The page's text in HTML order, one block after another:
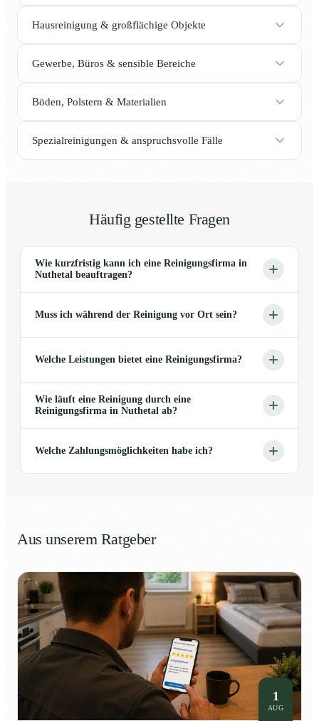
Hausreinigung & großflächige Objekte
Gewerbe, Büros & sensible Bereiche
Böden, Polstern & Materialien
Spezialreinigungen & anspruchsvolle Fälle
Häufig gestellte Fragen
Wie kurzfristig kann ich eine Reinigungsfirma in
Nuthetal beauftragen?
Muss ich während der Reinigung vor Ort sein?
Welche Leistungen bietet eine Reinigungsfirma?
Wie läuft eine Reinigung durch eine
Reinigungsfirma in Nuthetal ab?
Welche Zahlungsmöglichkeiten habe ich?
Aus unserem Ratgeber
1
AUG